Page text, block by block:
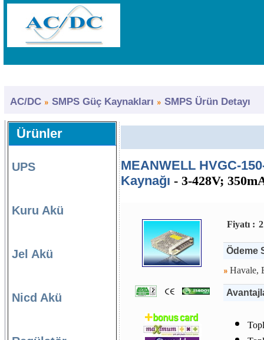
AC/DC SMPS Güç Kaynakları SMPS Ürün Detayı
Ürünler
UPS
Kuru Akü
Jel Akü
Nicd Akü
MEANWELL HVGC-
Kaynağı - 3-428V;
Fiyatı :
Ödeme
Havale,